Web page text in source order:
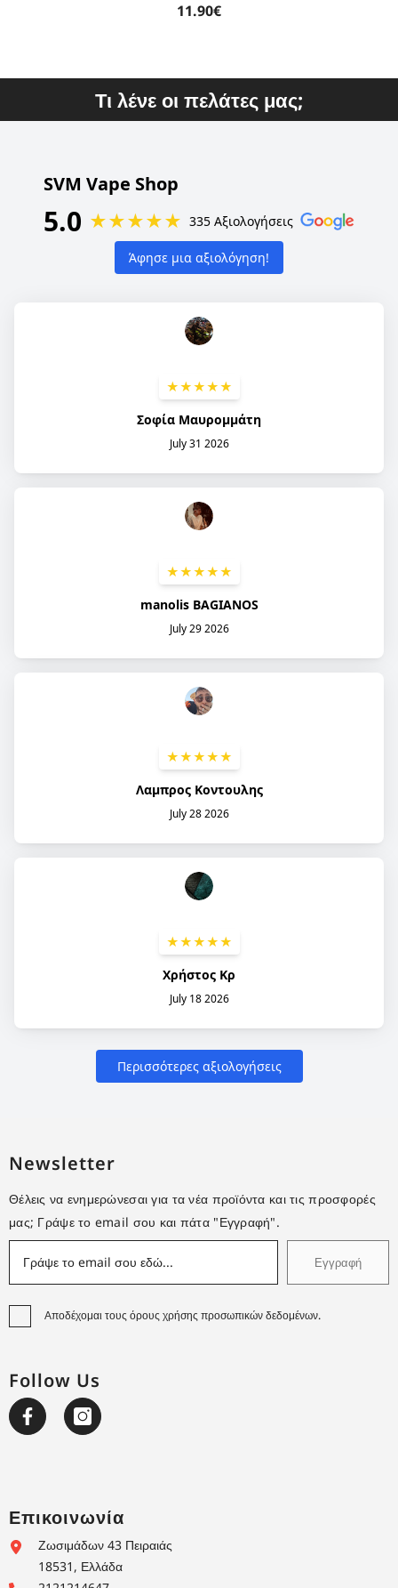
11.90€
Τι λένε οι πελάτες μας;
Newsletter
Θέλεις να ενημερώνεσαι για τα νέα προϊόντα και τις προσφορές
μας; Γράψε το email σου και πάτα "Εγγραφή".
Εγγραφή
Αποδέχομαι τους όρους χρήσης προσωπικών δεδομένων.
Follow Us
Επικοινωνία
Ζωσιμάδων 43 Πειραιάς
18531, Ελλάδα